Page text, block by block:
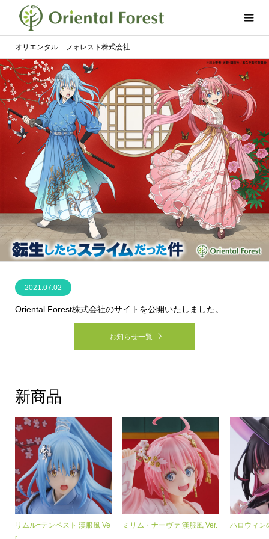
オリエンタル フォレスト株式会社
2021.07.02
Oriental Forest株式会社のサイトを公開いたしました。
お知らせ一覧
新商品
リムル=テンペスト 漢服風 Ve
ミリム・ナーヴァ 漢服風 Ver. ハロウィン